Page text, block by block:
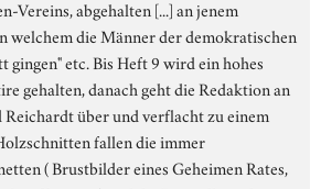
Vereins, abgehalten [...] an jenem
welchem die Männer der demokratischen
gingen" etc. Bis Heft 9 wird ein hohes
gehalten, danach geht die Redaktion an
über und verflacht zu einem
fallen die immer
( Brustbilder eines Geheimen Rates,